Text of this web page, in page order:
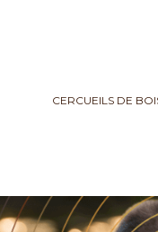
CERCUEILS DE